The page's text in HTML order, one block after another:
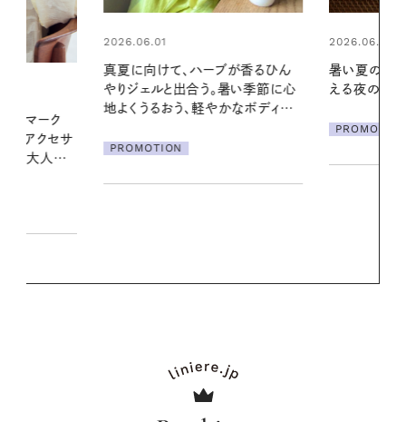
2026.06.01
暑い夏のナイトルーティン。私を整
える夜の爽やかご褒美ケア
2026.06.01
お出かけ前
の一日。汗ば